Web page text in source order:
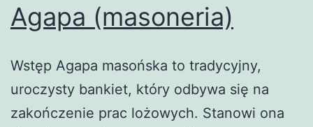
Agapa (masoneria)
Wstęp Agapa masońska to tradycyjny,
uroczysty bankiet, który odbywa się na
zakończenie prac lożowych. Stanowi ona